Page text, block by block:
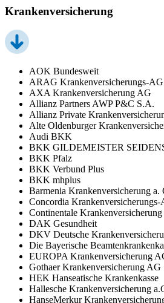
Krankenversicherung
AOK Bundesweit
ARAG Krankenversicherungs-AG
AXA Krankenversicherung AG
Allianz Partners AWP P&C S.A.
Allianz Private
Alte Oldenburger
Audi BKK
BKK GILDEMEISTER
BKK Pfalz
BKK Verbund Plus
BKK mhplus
Barmenia Krankenversicherung a.
Concordia Krankenversicherungs-
Continentale Krankenversicherung
DAK Gesundheit
DKV Deutsche
Die Bayerische
EUROPA Krankenversicherung
Gothaer Krankenversicherung AG
HEK Hanseatische Krankenkasse
Hallesche Krankenversicherung
HanseMerkur